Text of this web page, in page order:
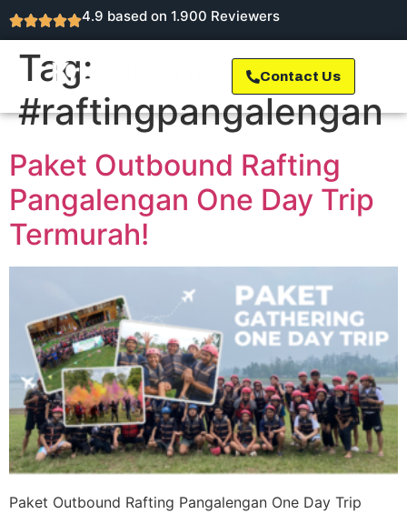
4.9 based on 1.900 Reviewers
Contact Us
Tag:
#raftingpangalengan
Paket Outbound Rafting
Pangalengan One Day Trip
Termurah!
Paket Outbound Rafting Pangalengan One Day Trip